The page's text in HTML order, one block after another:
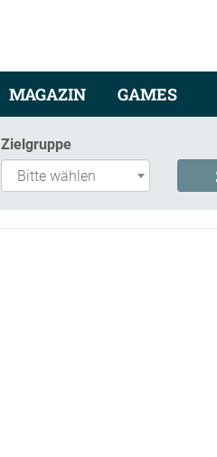
MAGAZIN GAMES
Zielgruppe